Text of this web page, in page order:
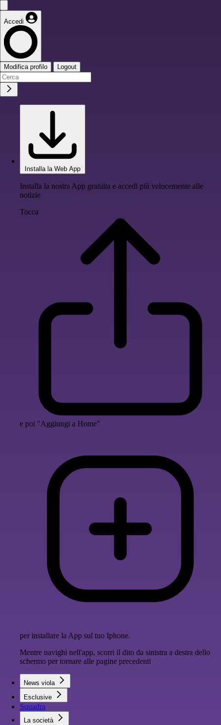
Accedi
Modifica profilo Logout
Installa la Web App
Installa la nostra App gratuita e accedi più velocemente alle
notizie
Tocca
e poi "Aggiungi a Home"
per installare la App sul tuo Iphone.
Mentre navighi nell'app, scorri il dito da sinistra a destra dello
schermo per tornare alle pagine precedenti
News viola
Esclusive
Squadra
La società